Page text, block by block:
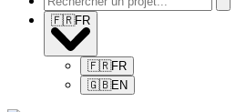
🇫🇷FR
🇫🇷FR
🇬🇧EN